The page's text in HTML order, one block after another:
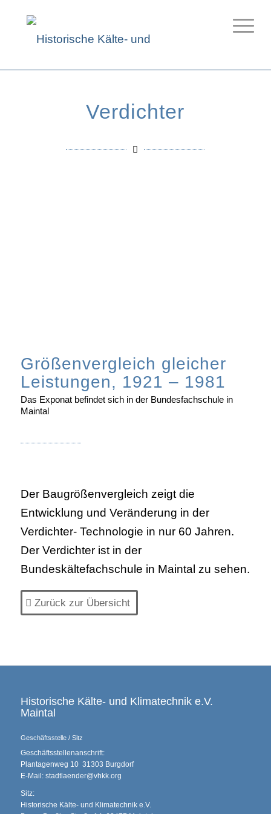
Verdichter
Größenvergleich gleicher
Leistungen, 1921 – 1981
Das Exponat befindet sich in der Bundesfachschule in
Maintal
Der Baugrößenvergleich zeigt die
Entwicklung und Veränderung in der
Verdichter- Technologie in nur 60 Jahren.
Der Verdichter ist in der
Bundeskältefachschule in Maintal zu sehen.
Zurück zur Übersicht
Historische Kälte- und Klimatechnik e.V.
Maintal
Geschäftsstelle / Sitz
Geschäftsstellenanschrift:
Plantagenweg 10 31303 Burgdorf
E-Mail: stadtlaender@vhkk.org
Sitz:
Historische Kälte- und Klimatechnik e.V.